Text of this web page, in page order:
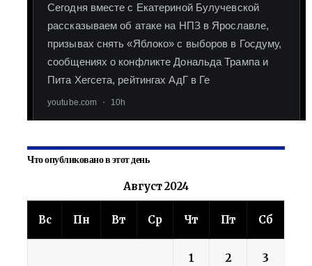
Что опубликовано в этот день
Август 2024
Вс Пн Вт Ср Чт Пт Сб
1 2 3